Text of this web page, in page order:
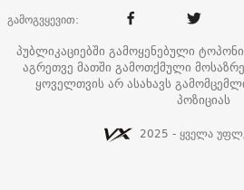
გამოგვყევით:
პუბლიკაციებში გამოყენებული
აგრეთვე მათში გამოთქმული
ყოველთვის არ ასახავს
პოზიციას
2025 - ყველა